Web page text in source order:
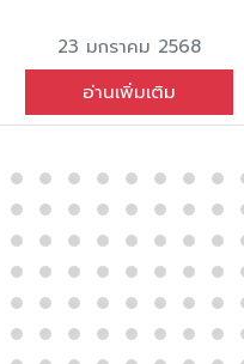
23 มกราคม 2568
อ่านเพิ่มเติม